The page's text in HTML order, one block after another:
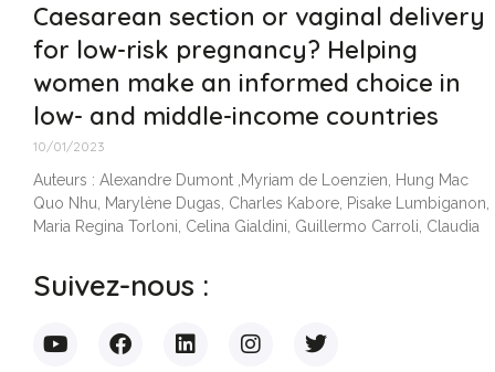
Caesarean section or vaginal delivery
for low-risk pregnancy? Helping
women make an informed choice in
low- and middle-income countries
10/01/2023
Auteurs : Alexandre Dumont ,Myriam de Loenzien, Hung Mac
Quo Nhu, Marylène Dugas, Charles Kabore, Pisake Lumbiganon,
Maria Regina Torloni, Celina Gialdini, Guillermo Carroli, Claudia
Suivez-nous :